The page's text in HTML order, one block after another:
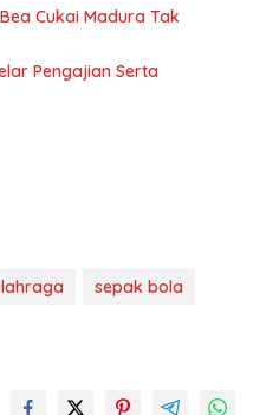
Cukai Madura Tak
Pengajian Serta
sepak bola